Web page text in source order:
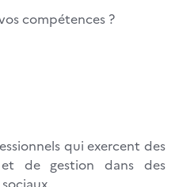
compétences ?
qui exercent des
et de gestion dans des